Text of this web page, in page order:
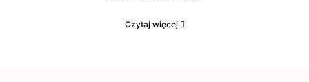
Czytaj więcej